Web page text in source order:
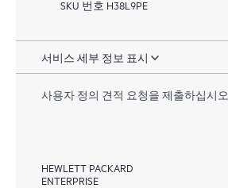
SKU 번호 H38L9PE
서비스 세부 정보 표시
사용자 정의 견적 요청을 제출하십시오
HEWLETT PACKARD
ENTERPRISE